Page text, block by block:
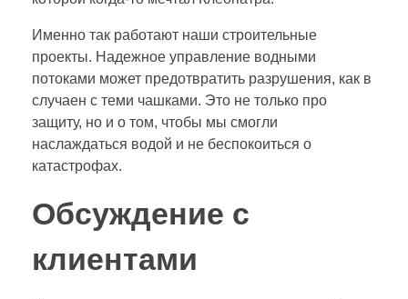
Именно так работают наши строительные
проекты. Надежное управление водными
потоками может предотвратить разрушения, как в
случаен с теми чашками. Это не только про
защиту, но и о том, чтобы мы смогли
наслаждаться водой и не беспокоиться о
катастрофах.
Обсуждение с
клиентами